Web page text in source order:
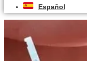
Español